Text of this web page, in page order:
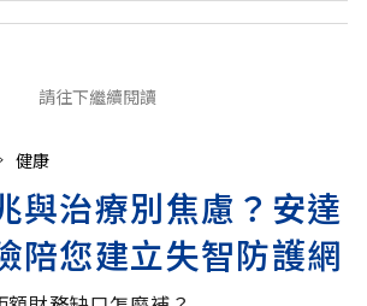
請往下繼續閱讀
健康
與治療別焦慮？安達
陪您建立失智防護網